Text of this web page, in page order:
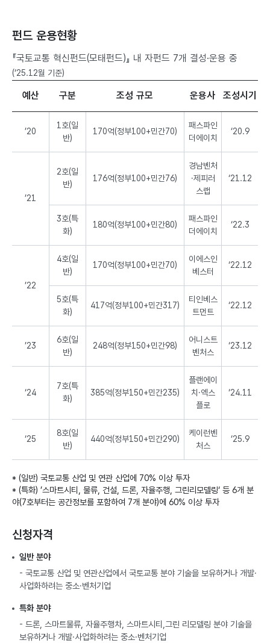
펀드 운용현황
『국토교통 혁신펀드(모태펀드)』 내 자펀드 7개 결성·운용 중
(‘25.12월 기준)
용
제
예산 구분 조성 규모 운용사 조성시기
’20
1호(일
반)
170억(정부100+민간70)
패스파인
더에이치
‘20.9
’21
2호(일
반)
176억(정부100+민간76)
경남벤처
·제피러
스랩
‘21.12
3호(특
화)
180억(정부100+민간80)
패스파인
더에이치
‘22.3
’22
4호(일
반)
170억(정부100+민간70)
이에스인
베스터
‘22.12
5호(특
화)
417억(정부100+민간317)
티인베스
트먼트
‘22.12
’23
6호(일
반)
248억(정부150+민간98)
어니스트
벤처스
‘23.12
‘24
7호(특
화)
385억(정부150+민간235)
플랜에이
치·엑스
플로
‘24.11
‘25
8호(일
반)
440억(정부150+민간290)
케이런벤
처스
‘25.9
* (일반) 국토교통 산업 및 연관 산업에 70% 이상 투자
* (특화) ’스마트시티, 물류, 건설, 드론, 자율주행, 그린리모델링‘ 등 6개 분
야(7호부터는 공간정보를 포함하여 7개 분야)에 60% 이상 투자
신청자격
일반 분야
- 국토교통 산업 및 연관산업에서 국토교통 분야 기술을 보유하거나 개발·
사업화하려는 중소·벤처기업
특화 분야
- 드론, 스마트물류, 자율주행차, 스마트시티,그린 리모델링 분야 기술을
보유하거나 개발·사업화하려는 중소·벤처기업